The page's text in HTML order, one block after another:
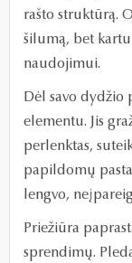
rašto struktūrą.
šilumą, bet
naudojimui.
Dėl savo dydžio
elementu. Jis
perlenktas,
papildomų
lengvo,
Priežiūra
sprendimų.